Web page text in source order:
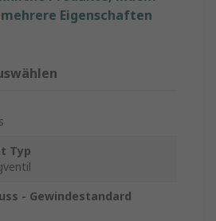
Eigenschaften
Typ
- Gewindestandard